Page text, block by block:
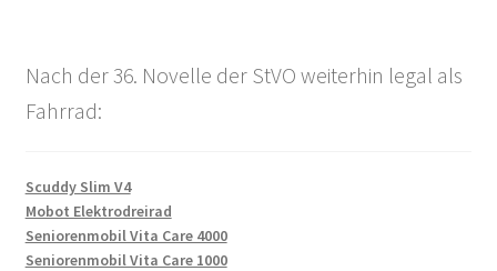
Nach der 36. Novelle der StVO weiterhin legal als
Fahrrad:
Scuddy Slim V4
Mobot Elektrodreirad
Seniorenmobil Vita Care 4000
Seniorenmobil Vita Care 1000